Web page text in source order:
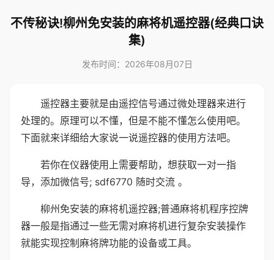
不传秘诀!柳州免安装的麻将机遥控器(经典口诀
集)
发布时间：2026年08月07日
遥控器主要就是由遥控信号通过微处理器来进行
处理的。原理可以不懂，但是不能不懂怎么使用吧。
下面就来详细给大家说一说遥控器的使用方法吧。
若你在仪器使用上需要帮助，想获取一对一指
导，添加微信号; sdf6770 随时交流 。
柳州免安装的麻将机遥控器;普通麻将机程序控牌
器一般是指通过一些无需对麻将机进行复杂安装操作
就能实现控制麻将牌功能的设备或工具。